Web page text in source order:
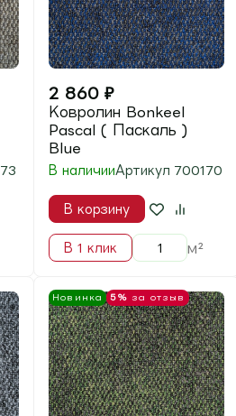
Ковролин BONKEEL
Split ( Сплит )
Graphite
В наличии
В корзину
В 1 клик м²
Новинка 5%за отзыв
Мария
поможет подобрать